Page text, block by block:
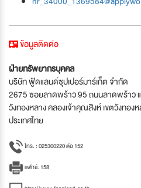
ข้อมูลติดต่อ
ฝ่ายทรัพยากรบุคคล
บริษัท ฟู้ดแลนด์ซุปเปอร์มาร์เก็ต จำกัด
2675 ซอยลาดพร้าว 95 ถนนลาดพร้าว แ
วังทองหลาง คลองเจ้าคุณสิงห์ เขตวังทอ
ประเทศไทย
โทร. : 025300220 ต่อ 152
แฟกซ์. 158